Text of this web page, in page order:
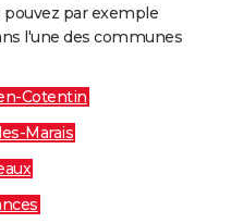
pouvez par exemple
l'une des communes
Cotentin
Marais